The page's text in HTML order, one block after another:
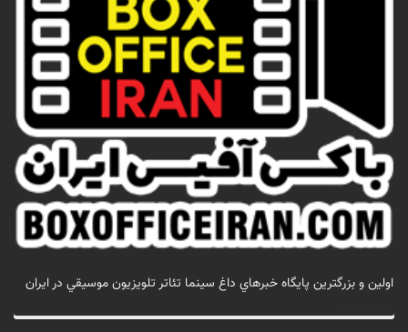
اولين و بزرگترين پايگاه خبرهاي داغ سينما تئاتر تلويزيون موسيقي در ايران